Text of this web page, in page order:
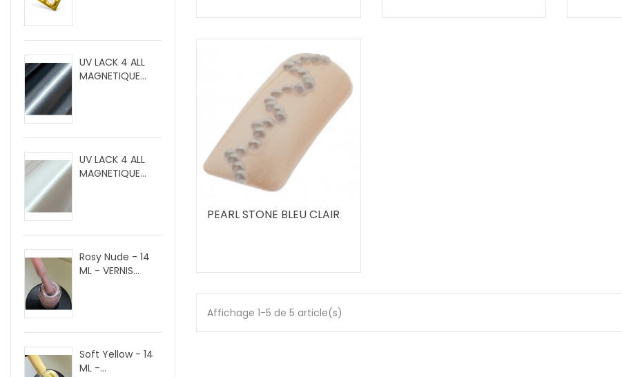
UV LACK 4 ALL
MAGNETIQUE...
UV LACK 4 ALL
MAGNETIQUE...
Rosy Nude - 14
ML - VERNIS...
Soft Yellow - 14
ML -...
PEARL STONE BLEU CLAIR
Affichage 1-5 de 5 article(s)